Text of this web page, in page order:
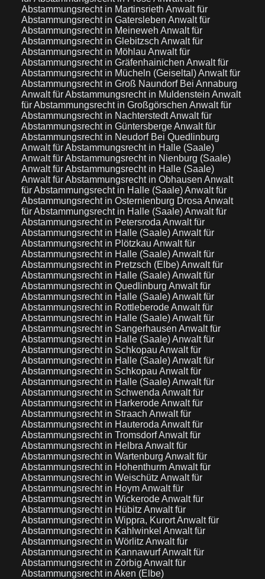
Abstammungsrecht in Martinsrieth Anwalt für
Abstammungsrecht in Gatersleben Anwalt für
Abstammungsrecht in Meineweh Anwalt für
Abstammungsrecht in Glebitzsch Anwalt für
Abstammungsrecht in Möhlau Anwalt für
Abstammungsrecht in Gräfenhainichen Anwalt für
Abstammungsrecht in Mücheln (Geiseltal)Anwalt für
Abstammungsrecht in Groß Naundorf Bei Annaburg
Anwalt für Abstammungsrecht in Muldenstein Anwalt
für Abstammungsrecht in Großgörschen Anwalt für
Abstammungsrecht in NachterstedtAnwalt für
Abstammungsrecht in GüntersbergeAnwalt für
Abstammungsrecht in Neudorf Bei Quedlinburg
Anwalt für Abstammungsrecht in Halle (Saale)
Anwalt für Abstammungsrecht in Nienburg (Saale)
Anwalt für Abstammungsrecht in Halle (Saale)
Anwalt für Abstammungsrecht in Obhausen Anwalt
für Abstammungsrecht in Halle (Saale)Anwalt für
Abstammungsrecht in Osternienburg Drosa Anwalt
für Abstammungsrecht in Halle (Saale)Anwalt für
Abstammungsrecht in Petersroda Anwalt für
Abstammungsrecht in Halle (Saale)Anwalt für
Abstammungsrecht in Plötzkau Anwalt für
Abstammungsrecht in Halle (Saale)Anwalt für
Abstammungsrecht in Pretzsch (Elbe)Anwalt für
Abstammungsrecht in Halle (Saale)Anwalt für
Abstammungsrecht in Quedlinburg Anwalt für
Abstammungsrecht in Halle (Saale)Anwalt für
Abstammungsrecht in RottleberodeAnwalt für
Abstammungsrecht in Halle (Saale)Anwalt für
Abstammungsrecht in Sangerhausen Anwalt für
Abstammungsrecht in Halle (Saale)Anwalt für
Abstammungsrecht in Schkopau Anwalt für
Abstammungsrecht in Halle (Saale)Anwalt für
Abstammungsrecht in Schkopau Anwalt für
Abstammungsrecht in Halle (Saale)Anwalt für
Abstammungsrecht in Schwenda Anwalt für
Abstammungsrecht in HarkerodeAnwalt für
Abstammungsrecht in Straach Anwalt für
Abstammungsrecht in Hauteroda Anwalt für
Abstammungsrecht in TromsdorfAnwalt für
Abstammungsrecht in Helbra Anwalt für
Abstammungsrecht in Wartenburg Anwalt für
Abstammungsrecht in HohenthurmAnwalt für
Abstammungsrecht in Weischütz Anwalt für
Abstammungsrecht in HoymAnwalt für
Abstammungsrecht in WickerodeAnwalt für
Abstammungsrecht in Hübitz Anwalt für
Abstammungsrecht in Wippra, KurortAnwalt für
Abstammungsrecht in Kahlwinkel Anwalt für
Abstammungsrecht in Wörlitz Anwalt für
Abstammungsrecht in KannawurfAnwalt für
Abstammungsrecht in Zörbig Anwalt für
Abstammungsrecht in Aken (Elbe)